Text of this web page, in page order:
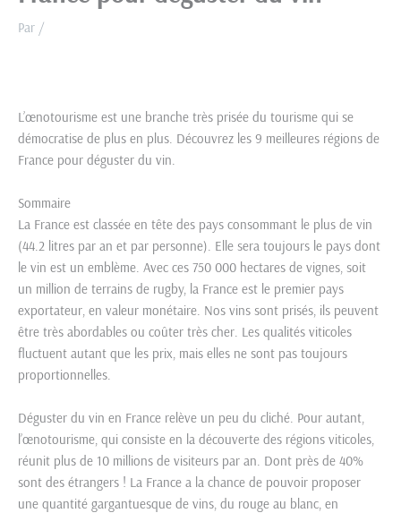
Par /
L’œnotourisme est une branche très prisée du tourisme qui se
démocratise de plus en plus. Découvrez les 9 meilleures régions de
France pour déguster du vin.
Sommaire
La France est classée en tête des pays consommant le plus de vin
(44.2 litres par an et par personne). Elle sera toujours le pays dont
le vin est un emblème. Avec ces 750 000 hectares de vignes, soit
un million de terrains de rugby, la France est le premier pays
exportateur, en valeur monétaire. Nos vins sont prisés, ils peuvent
être très abordables ou coûter très cher. Les qualités viticoles
fluctuent autant que les prix, mais elles ne sont pas toujours
proportionnelles.
Déguster du vin en France relève un peu du cliché. Pour autant,
l’œnotourisme, qui consiste en la découverte des régions viticoles,
réunit plus de 10 millions de visiteurs par an. Dont près de 40%
sont des étrangers ! La France a la chance de pouvoir proposer
une quantité gargantuesque de vins, du rouge au blanc, en